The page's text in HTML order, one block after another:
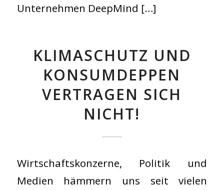
Unternehmen DeepMind […]
KLIMASCHUTZ UND
KONSUMDEPPEN
VERTRAGEN SICH
NICHT!
Wirtschaftskonzerne, Politik und
Medien hämmern uns seit vielen